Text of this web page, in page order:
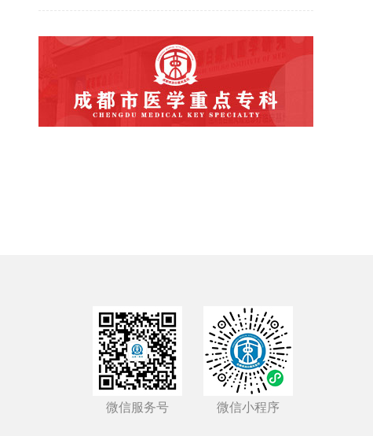
微信服务号 微信小程序